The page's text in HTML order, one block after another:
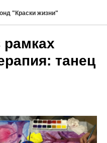
"Краски жизни"
рамках
танец